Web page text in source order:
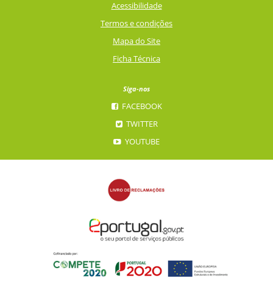
Acessibilidade
Termos e condições
Mapa do Site
Ficha Técnica
Siga-nos
FACEBOOK
TWITTER
YOUTUBE